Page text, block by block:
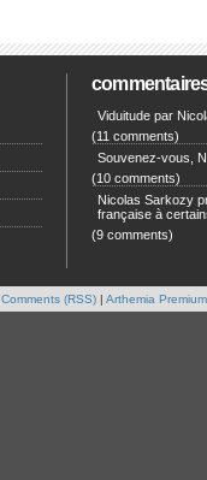
Viduitude par
(11 comments)
Souvenez-vous,
(10 comments)
Nicolas Sarkozy
française à
(9 comments)
Comments (RSS) | Arthemia Premium